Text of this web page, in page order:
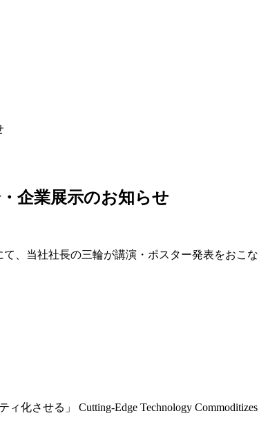
企業展示のお知らせ
、当社社長の三輪が講演・ポスター発表をおこ
させる」 Cutting‑Edge Technology Commoditizes